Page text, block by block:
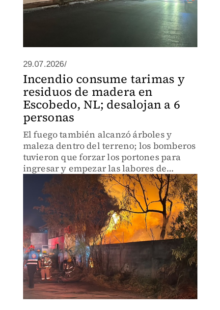
29.07.2026/
Incendio consume tarimas y
residuos de madera en
Escobedo, NL; desalojan a 6
personas
El fuego también alcanzó árboles y
maleza dentro del terreno; los bomberos
tuvieron que forzar los portones para
ingresar y empezar las labores de
combate.